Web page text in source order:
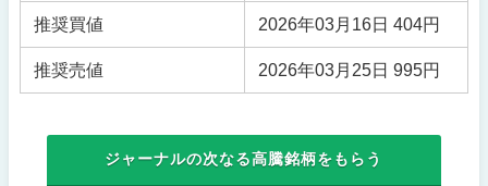
推奨買値 2026年03月16日 404円
推奨売値 2026年03月25日 995円
ジャーナルの次なる高騰銘柄をもらう